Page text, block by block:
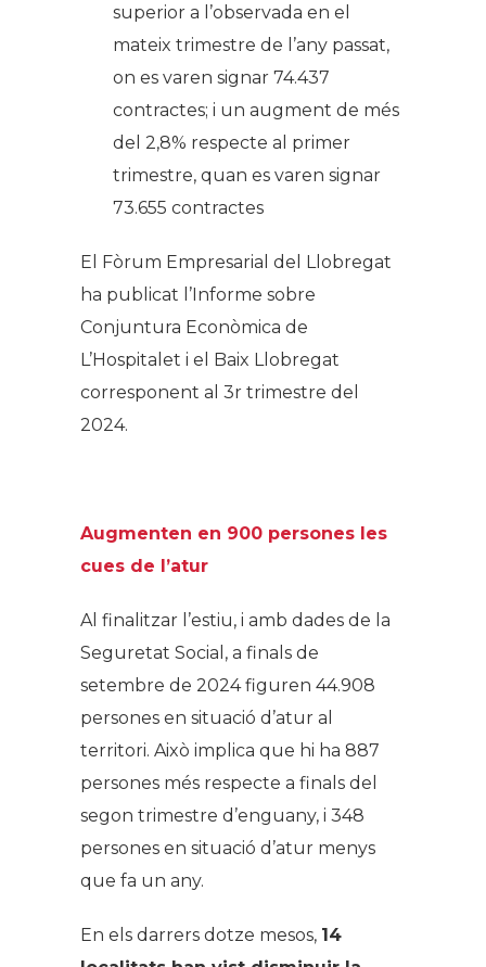
superior a l’observada en el
mateix trimestre de l’any passat,
on es varen signar 74.437
contractes; i un augment de més
del 2,8% respecte al primer
trimestre, quan es varen signar
73.655 contractes
El Fòrum Empresarial del Llobregat
ha publicat l’Informe sobre
Conjuntura Econòmica de
L’Hospitalet i el Baix Llobregat
corresponent al 3r trimestre del
2024.
Augmenten en 900 persones les
cues de l’atur
Al finalitzar l’estiu, i amb dades de la
Seguretat Social, a finals de
setembre de 2024 figuren 44.908
persones en situació d’atur al
territori. Això implica que hi ha 887
persones més respecte a finals del
segon trimestre d’enguany, i 348
persones en situació d’atur menys
que fa un any.
En els darrers dotze mesos, 14